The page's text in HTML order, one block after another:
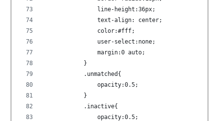
                line-height:36px;
                text-align: center;
                color:#fff;
                user-select:none;
                margin:0 auto;
            }
            .unmatched{
                opacity:0.5;
            }
            .inactive{
                opacity:0.5;